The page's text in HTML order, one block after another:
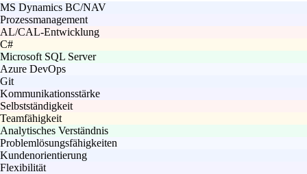
MS Dynamics BC/NAV
Prozessmanagement
AL/CAL-Entwicklung
C#
Microsoft SQL Server
Azure DevOps
Git
Kommunikationsstärke
Selbstständigkeit
Teamfähigkeit
Analytisches Verständnis
Problemlösungsfähigkeiten
Kundenorientierung
Flexibilität